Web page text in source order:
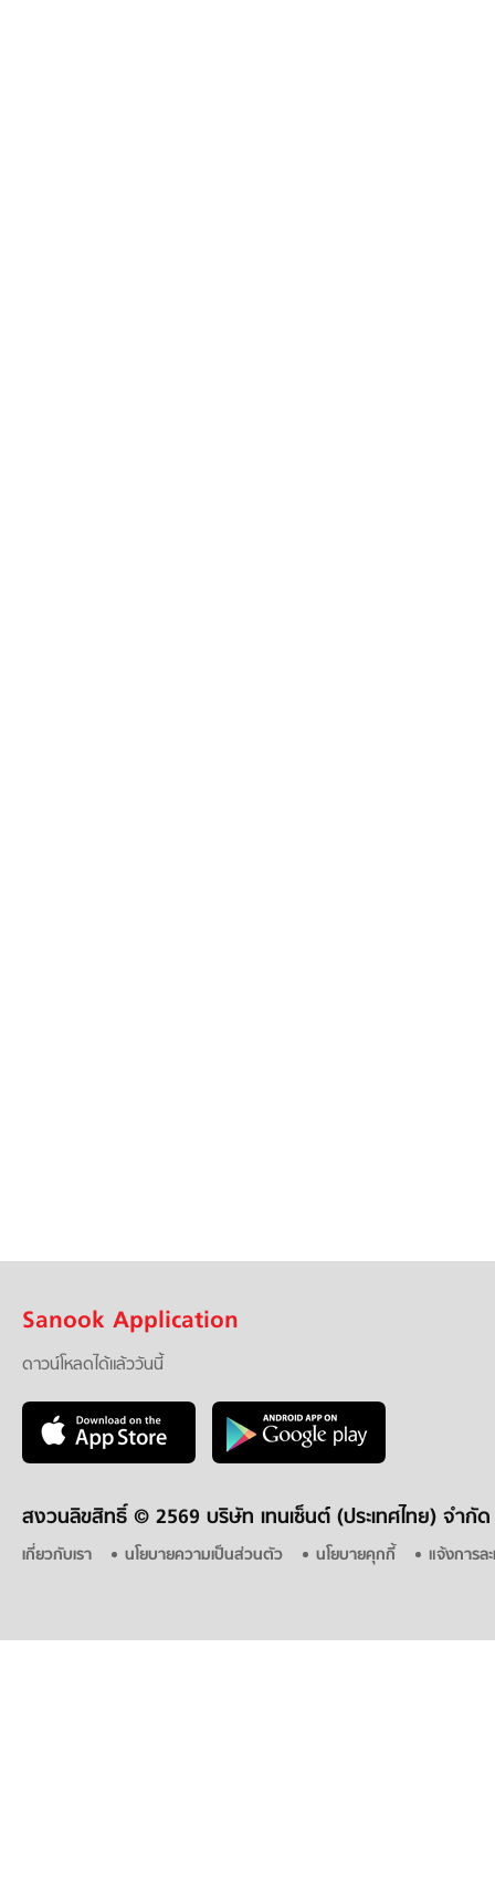
Sanook Application
ดาวน์โหลดได้แล้ววันนี้
สงวนลิขสิทธิ์ © 2569 บริษัท เทนเซ็นต์ (ประเทศไทย) จำกัด
เกี่ยวกับเรา นโยบายความเป็นส่วนตัว นโยบายคุกกี้ แจ้งการล